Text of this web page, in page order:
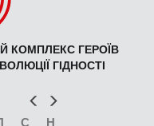
КОМПЛЕКС ГЕРОЇВ
ГІДНОСТІ
Попер
С Н